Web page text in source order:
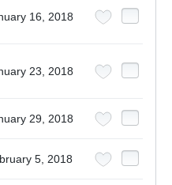
16, 2018
23, 2018
29, 2018
5, 2018